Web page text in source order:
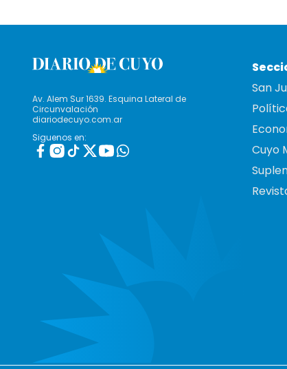
Av. Alem Sur 1639. Esquina Lateral de
Circunvalación
diariodecuyo.com.ar
Siguenos en:
San
Cuyo